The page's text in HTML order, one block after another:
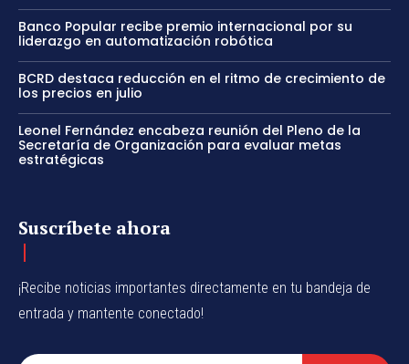
Banco Popular recibe premio internacional por su
liderazgo en automatización robótica
BCRD destaca reducción en el ritmo de crecimiento de
los precios en julio
Leonel Fernández encabeza reunión del Pleno de la
Secretaría de Organización para evaluar metas
estratégicas
Suscríbete ahora
¡Recibe noticias importantes directamente en tu bandeja de
entrada y mantente conectado!